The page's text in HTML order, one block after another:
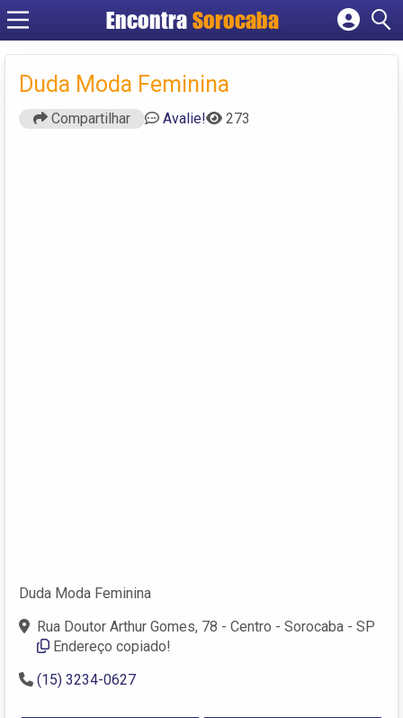
EncontraSorocaba
Cadastrar empresa
Criar conta
Duda Moda Feminina
Compartilhar Avalie! 273
Duda Moda Feminina
Rua Doutor Arthur Gomes, 78 - Centro - Sorocaba - SP
Endereço copiado!
(15) 3234-0627